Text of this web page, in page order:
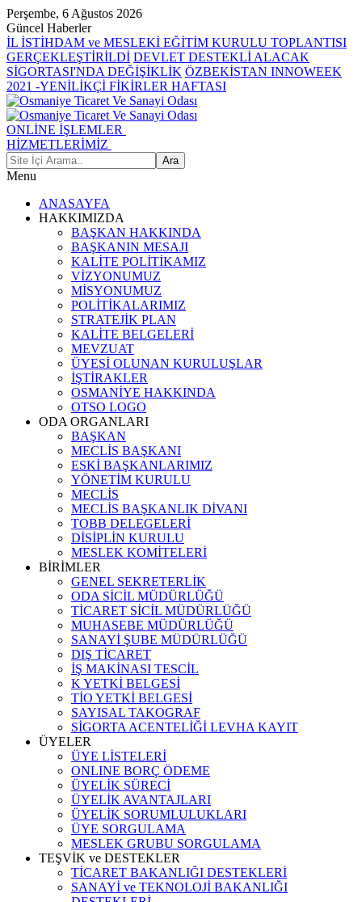
Perşembe, 6 Ağustos 2026
Güncel Haberler
İL İSTİHDAM ve MESLEKİ EĞİTİM KURULU TOPLANTISI
GERÇEKLEŞTİRİLDİ DEVLET DESTEKLİ ALACAK
SİGORTASI'NDA DEĞİŞİKLİK ÖZBEKİSTAN INNOWEEK
2021 -YENİLİKÇİ FİKİRLER HAFTASI
ONLİNE İŞLEMLER
HİZMETLERİMİZ
Menu
ANASAYFA
HAKKIMIZDA
BAŞKAN HAKKINDA
BAŞKANIN MESAJI
KALİTE POLİTİKAMIZ
VİZYONUMUZ
MİSYONUMUZ
POLİTİKALARIMIZ
STRATEJİK PLAN
KALİTE BELGELERİ
MEVZUAT
ÜYESİ OLUNAN KURULUŞLAR
İŞTİRAKLER
OSMANİYE HAKKINDA
OTSO LOGO
ODA ORGANLARI
BAŞKAN
MECLİS BAŞKANI
ESKİ BAŞKANLARIMIZ
YÖNETİM KURULU
MECLİS
MECLİS BAŞKANLIK DİVANI
TOBB DELEGELERİ
DİSİPLİN KURULU
MESLEK KOMİTELERİ
BİRİMLER
GENEL SEKRETERLİK
ODA SİCİL MÜDÜRLÜĞÜ
TİCARET SİCİL MÜDÜRLÜĞÜ
MUHASEBE MÜDÜRLÜĞÜ
SANAYİ ŞUBE MÜDÜRLÜĞÜ
DIŞ TİCARET
İŞ MAKİNASI TESCİL
K YETKİ BELGESİ
TİO YETKİ BELGESİ
SAYISAL TAKOGRAF
SİGORTA ACENTELİĞİ LEVHA KAYIT
ÜYELER
ÜYE LİSTELERİ
ONLINE BORÇ ÖDEME
ÜYELİK SÜRECİ
ÜYELİK AVANTAJLARI
ÜYELİK SORUMLULUKLARI
ÜYE SORGULAMA
MESLEK GRUBU SORGULAMA
TEŞVİK ve DESTEKLER
TİCARET BAKANLIĞI DESTEKLERİ
SANAYİ ve TEKNOLOJİ BAKANLIĞI